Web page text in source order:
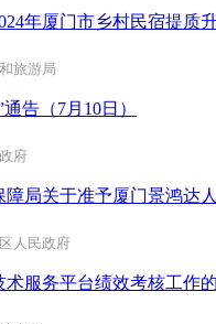
年厦门市乡村民宿提质
旅游局
告（7月10日）
府
局关于准予厦门景鸿达
人民政府
服务平台绩效考核工作